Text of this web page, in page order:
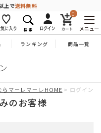
上で送料無料
0
メニュー
ランキング 商品一覧
マーレマーレHOME ログイン
のお客様